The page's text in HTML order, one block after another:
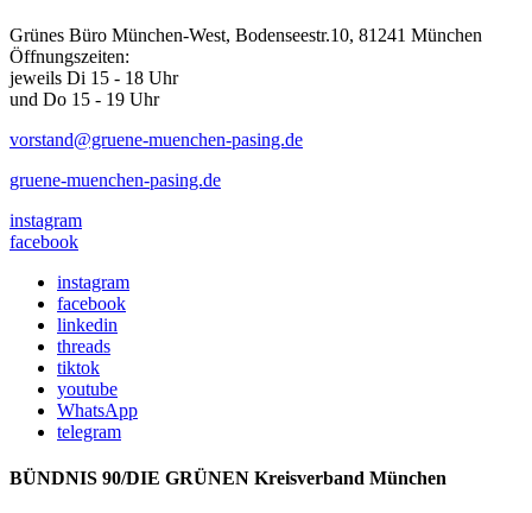
Grünes Büro München-West, Bodenseestr.10, 81241 München
Öffnungszeiten:
jeweils Di 15 - 18 Uhr
und Do 15 - 19 Uhr
vorstand@gruene-muenchen-pasing.de
gruene-muenchen-pasing.de
instagram
facebook
instagram
facebook
linkedin
threads
tiktok
youtube
WhatsApp
telegram
BÜNDNIS 90/DIE GRÜNEN Kreisverband München